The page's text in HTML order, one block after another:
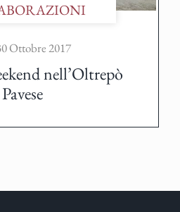
Ottobre 2017
nell’Oltrepò
Pavese